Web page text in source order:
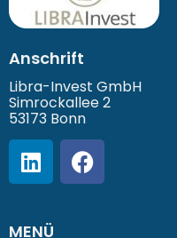
Anschrift
Libra-Invest GmbH
Simrockallee 2
53173 Bonn
MENÜ